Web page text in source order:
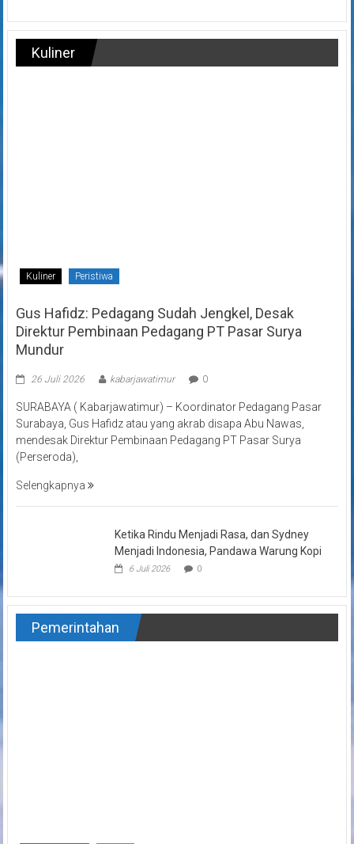
Kuliner
Kuliner Peristiwa
Gus Hafidz: Pedagang Sudah Jengkel, Desak
Direktur Pembinaan Pedagang PT Pasar Surya
Mundur
26 Juli 2026 kabarjawatimur 0
SURABAYA ( Kabarjawatimur) – Koordinator Pedagang Pasar
Surabaya, Gus Hafidz atau yang akrab disapa Abu Nawas,
mendesak Direktur Pembinaan Pedagang PT Pasar Surya
(Perseroda),
Selengkapnya
Ketika Rindu Menjadi Rasa, dan Sydney
Menjadi Indonesia, Pandawa Warung Kopi
6 Juli 2026 0
Pemerintahan